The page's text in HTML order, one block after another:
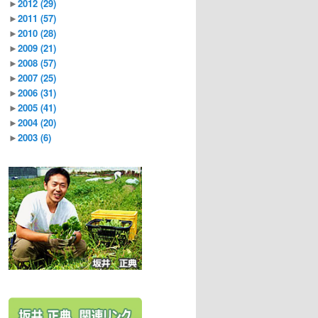
►2012 (29)
►2011 (57)
►2010 (28)
►2009 (21)
►2008 (57)
►2007 (25)
►2006 (31)
►2005 (41)
►2004 (20)
►2003 (6)